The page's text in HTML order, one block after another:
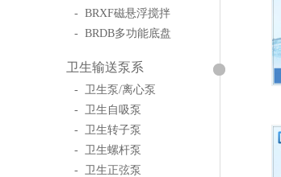
- BRXF磁悬浮搅拌
- BRDB多功能底盘
卫生输送泵系
- 卫生泵/离心泵
- 卫生自吸泵
- 卫生转子泵
- 卫生螺杆泵
- 卫生正弦泵